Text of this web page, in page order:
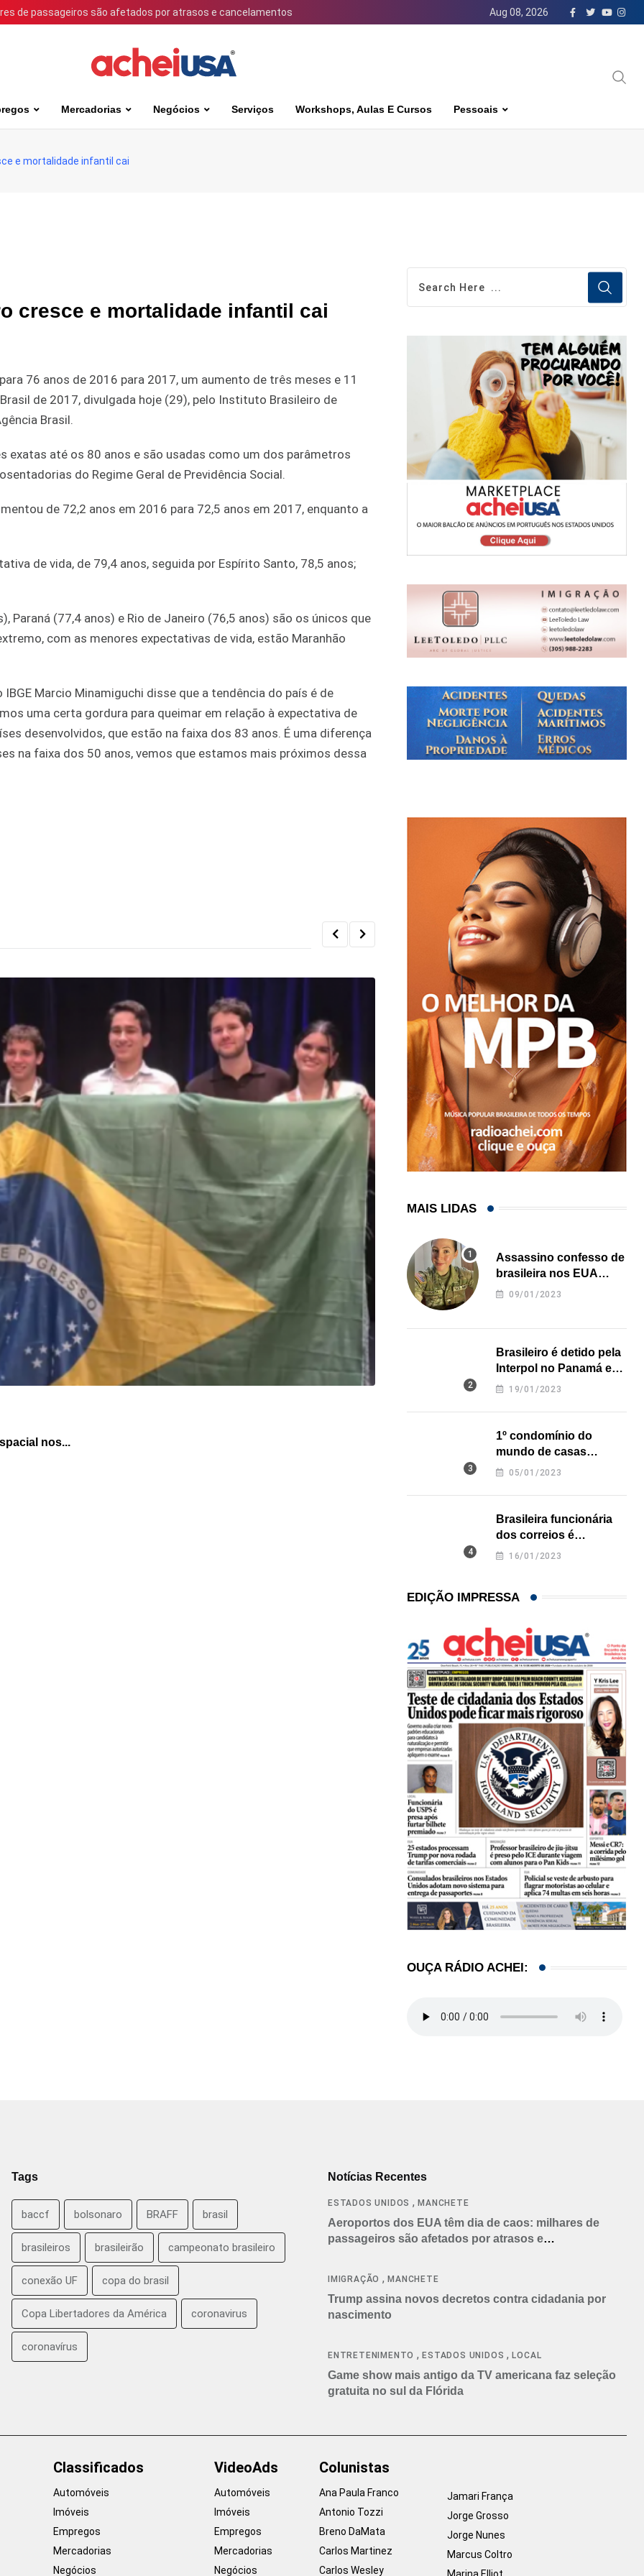
de passageiros são afetados por atrasos e cancelamentos Aug 08, 2026
Mercadorias Negócios Serviços Workshops, Aulas E Cursos Pessoais
e mortalidade infantil cai
cresce e mortalidade infantil cai
76 anos de 2016 para 2017, um aumento de três meses e 11
de 2017, divulgada hoje (29), pelo Instituto Brasileiro de
Brasil.
exatas até os 80 anos e são usadas como um dos parâmetros
do Regime Geral de Previdência Social.
de 72,2 anos em 2016 para 72,5 anos em 2017, enquanto a
de vida, de 79,4 anos, seguida por Espírito Santo, 78,5 anos;
Paraná (77,4 anos) e Rio de Janeiro (76,5 anos) são os únicos que
com as menores expectativas de vida, estão Maranhão
Marcio Minamiguchi disse que a tendência do país é de
uma certa gordura para queimar em relação à expectativa de
desenvolvidos, que estão na faixa dos 83 anos. É uma diferença
na faixa dos 50 anos, vemos que estamos mais próximos dessa
nos...
BRASIL,ESTADOS UNIDOS
Peças de armas saíam da Flórida para o...
MAIS LIDAS
Assassino confesso de
brasileira nos EUA
revela onde deixou o
09/01/2023
Brasileiro é detido pela
Interpol no Panamá e
pode pegar prisão
19/01/2023
1º condomínio do
mundo de casas
impressas em 3D é
05/01/2023
Brasileira funcionária
dos correios é
assassinada a facadas
16/01/2023
EDIÇÃO IMPRESSA
OUÇA RÁDIO ACHEI:
Tags
baccf bolsonaro BRAFF brasil
brasileiros brasileirão campeonato brasileiro
conexão UF copa do brasil
Copa Libertadores da América coronavirus
coronavírus
Notícias Recentes
ESTADOS UNIDOS ,MANCHETE
Aeroportos dos EUA têm dia de caos: milhares de
passageiros são afetados por atrasos e
IMIGRAÇÃO ,MANCHETE
Trump assina novos decretos contra cidadania por
nascimento
ENTRETENIMENTO ,ESTADOS UNIDOS ,LOCAL
Game show mais antigo da TV americana faz seleção
gratuita no sul da Flórida
Classificados
Automóveis
Imóveis
Empregos
Mercadorias
Negócios
VideoAds
Automóveis
Imóveis
Empregos
Mercadorias
Negócios
Colunistas
Ana Paula Franco
Antonio Tozzi
Breno DaMata
Carlos Martinez
Carlos Wesley
Jamari França
Jorge Grosso
Jorge Nunes
Marcus Coltro